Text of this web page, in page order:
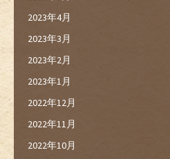
2023年4月
2023年3月
2023年2月
2023年1月
2022年12月
2022年11月
2022年10月